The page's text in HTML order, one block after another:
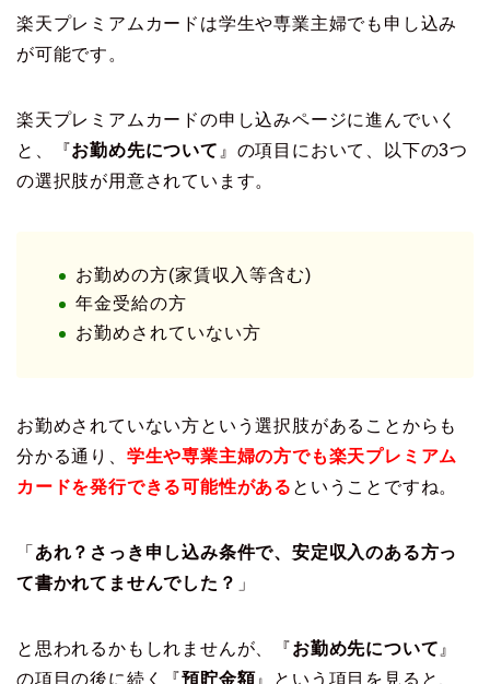
楽天プレミアムカードは学生や専業主婦でも申し込み
が可能です。
楽天プレミアムカードの申し込みページに進んでいく
と、『お勤め先について 』の項目において、以下の3つ
の選択肢が用意されています。
お勤めの方(家賃収入等含む)
年金受給の方
お勤めされていない方
お勤めされていない方という選択肢があることからも
分かる通り、 学生や専業主婦の方でも楽天プレミアム
カードを発行できる可能性がある ということですね。
「 あれ？さっき申し込み条件で、安定収入のある方っ
て書かれてませんでした？ 」
と思われるかもしれませんが、『お勤め先について 』
の項目の後に続く『預貯金額』という項目を見ると、